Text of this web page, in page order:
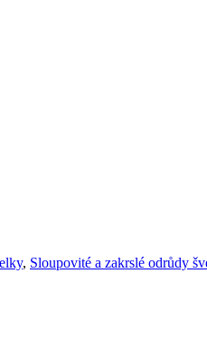
, Sloupovité a zakrslé odrůdy